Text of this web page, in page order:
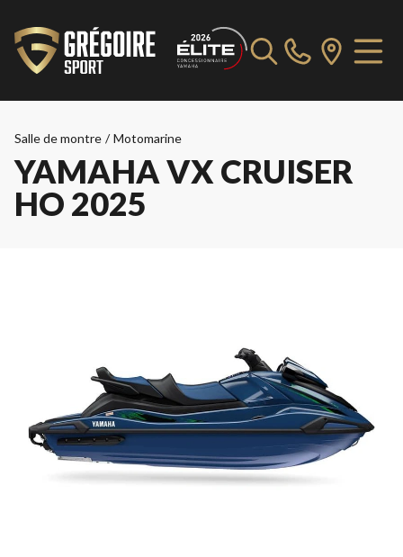
Salle de montre / Motomarine
YAMAHA VX CRUISER
HO 2025